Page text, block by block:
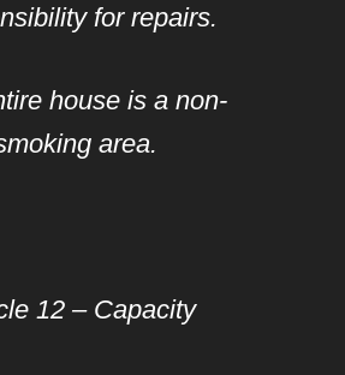
for repairs.
house is a non-
area.
12 – Capacity